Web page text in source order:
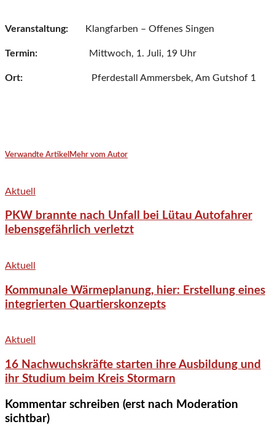
Veranstaltung: Klangfarben – Offenes Singen
Termin: Mittwoch, 1. Juli, 19 Uhr
Ort: Pferdestall Ammersbek, Am Gutshof 1
Verwandte Artikel Mehr vom Autor
Aktuell
PKW brannte nach Unfall bei Lütau Autofahrer
lebensgefährlich verletzt
Aktuell
Kommunale Wärmeplanung, hier: Erstellung eines
integrierten Quartierskonzepts
Aktuell
16 Nachwuchskräfte starten ihre Ausbildung und
ihr Studium beim Kreis Stormarn
Kommentar schreiben (erst nach Moderation
sichtbar)